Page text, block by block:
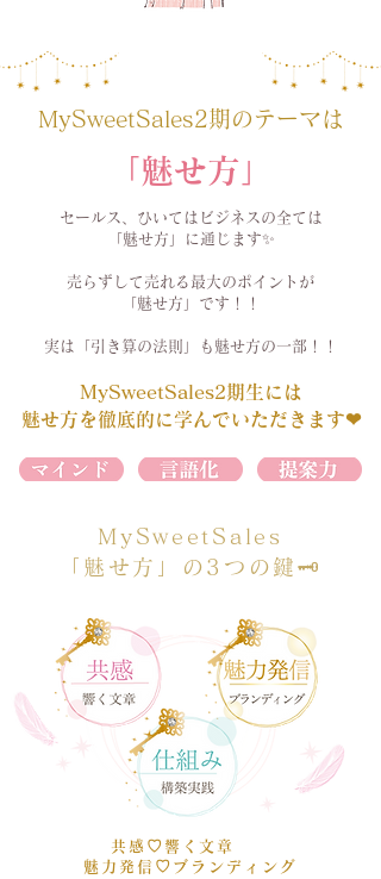
MySweetSales2期のテーマは
「魅せ方」
セールス、ひいてはビジネスの全ては
「魅せ方」に通じます✨
売らずして売れる最大のポイントが
「魅せ方」です！！
実は「引き算の法則」も魅せ方の一部！！
​MySweetSales2期生には
魅せ方を徹底的に学んでいただきます❤︎
​MySweetSales
「魅せ方」の3つの鍵🗝️
共感♡響く文章
魅力発信♡ブランディング